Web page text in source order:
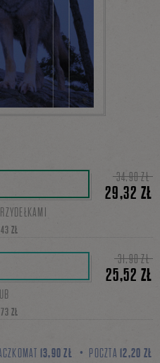
34,90 ZŁ
29,32 ZŁ
ZŁ
31,90 ZŁ
25,52 ZŁ
ZŁ
13,90 ZŁ POCZTA 12,20 ZŁ